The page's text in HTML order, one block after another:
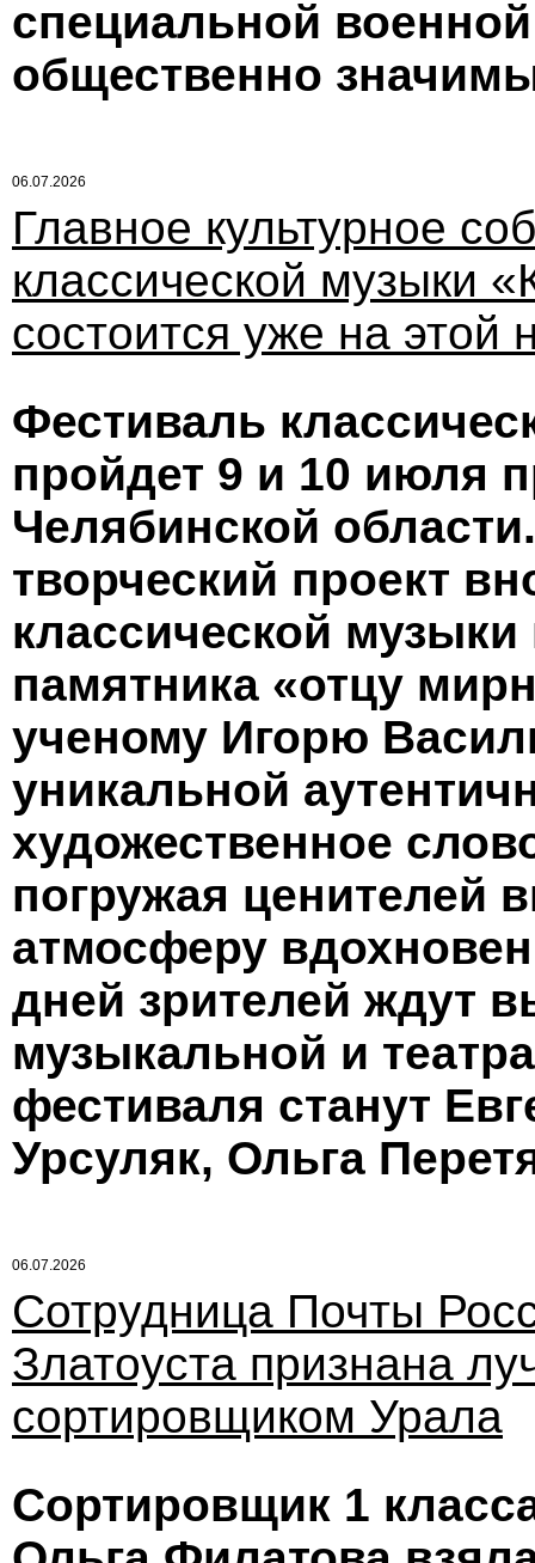
специальной
общественно
06.07.2026
Главное культурное
классической музыки
состоится уже на этой
Фестиваль
пройдет 9 и 10 июля
Челябинской
творческий проект
классической
памятника «отцу
ученому Игорю
уникальной
художественное
погружая ценителей
атмосферу
дней зрителей ждут
музыкальной и
фестиваля станут
Урсуляк, Ольга
06.07.2026
Сотрудница Почты
Златоуста признана
сортировщиком Урала
Сортировщик 1